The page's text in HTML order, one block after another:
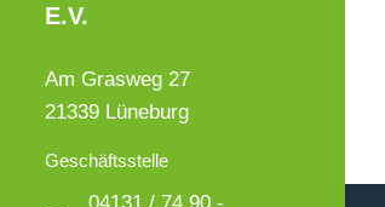
E.V.
Am Grasweg 27
21339 Lüneburg
Geschäftsstelle